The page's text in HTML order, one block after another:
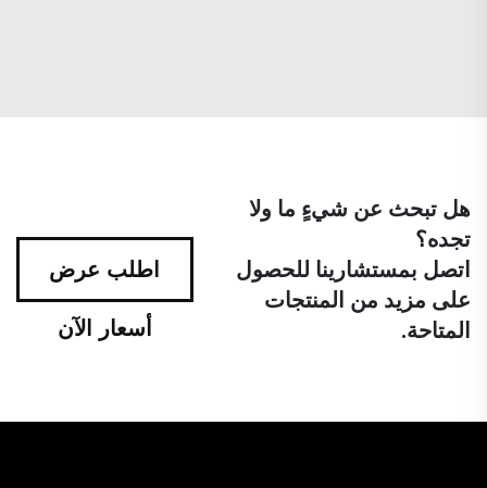
هل تبحث عن شيءٍ ما ولا
تجده؟
اتصل بمستشارينا للحصول
على مزيد من المنتجات
المتاحة.
اطلب عرض
أسعار الآن